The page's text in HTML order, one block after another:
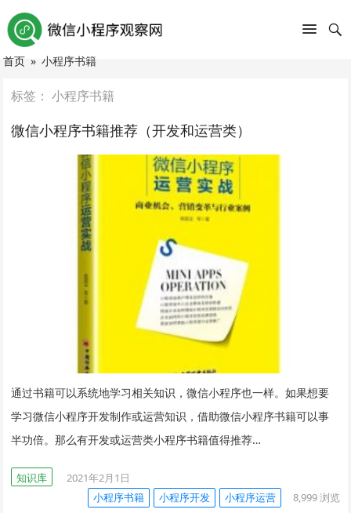
首页 » 小程序书籍
标签：小程序书籍
微信小程序书籍推荐（开发和运营类）
通过书籍可以系统地学习相关知识，微信小程序也一样。如果想要
学习微信小程序开发制作或运营知识，借助微信小程序书籍可以事
半功倍。那么有开发或运营类小程序书籍值得推荐…
知识库
2021年2月1日
小程序书籍
小程序开发 小程序运营 8,999浏览